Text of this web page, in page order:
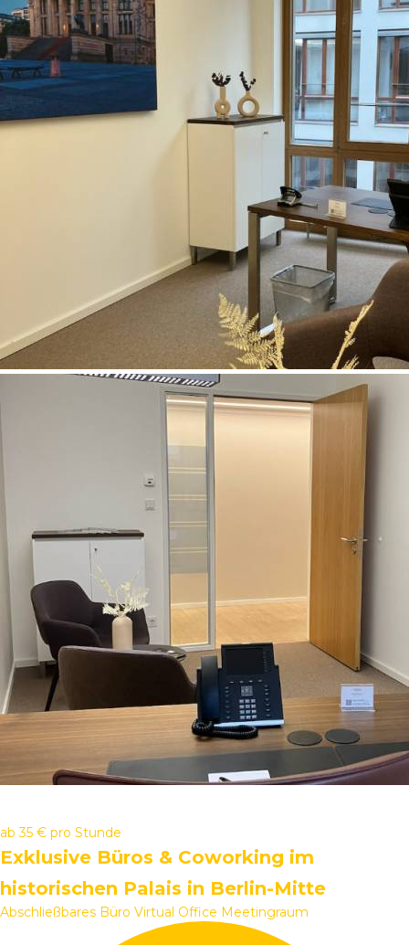
ab 35 € pro Stunde
Exklusive Büros & Coworking im
historischen Palais in Berlin-Mitte
Abschließbares Büro Virtual Office Meetingraum